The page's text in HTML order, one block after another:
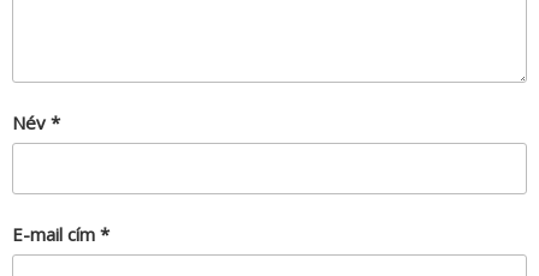
Név *
E-mail cím *